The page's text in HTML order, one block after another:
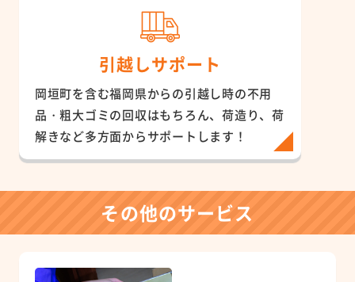
引越しサポート
岡垣町を含む福岡県からの引越し時の不用
品・粗大ゴミの回収はもちろん、荷造り、荷
解きなど多方面からサポートします！
その他のサービス